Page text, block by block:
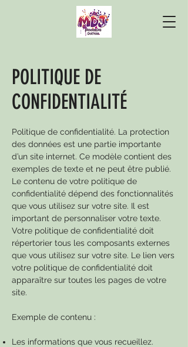
POLITIQUE DE
CONFIDENTIALITÉ
Politique de confidentialité. La protection
des données est une partie importante
d’un site internet. Ce modèle contient des
exemples de texte et ne peut être publié.
Le contenu de votre politique de
confidentialité dépend des fonctionnalités
que vous utilisez sur votre site. Il est
important de personnaliser votre texte.
Votre politique de confidentialité doit
répertorier tous les composants externes
que vous utilisez sur votre site. Le lien vers
votre politique de confidentialité doit
apparaître sur toutes les pages de votre
site.
Exemple de contenu :
Les informations que vous recueillez.